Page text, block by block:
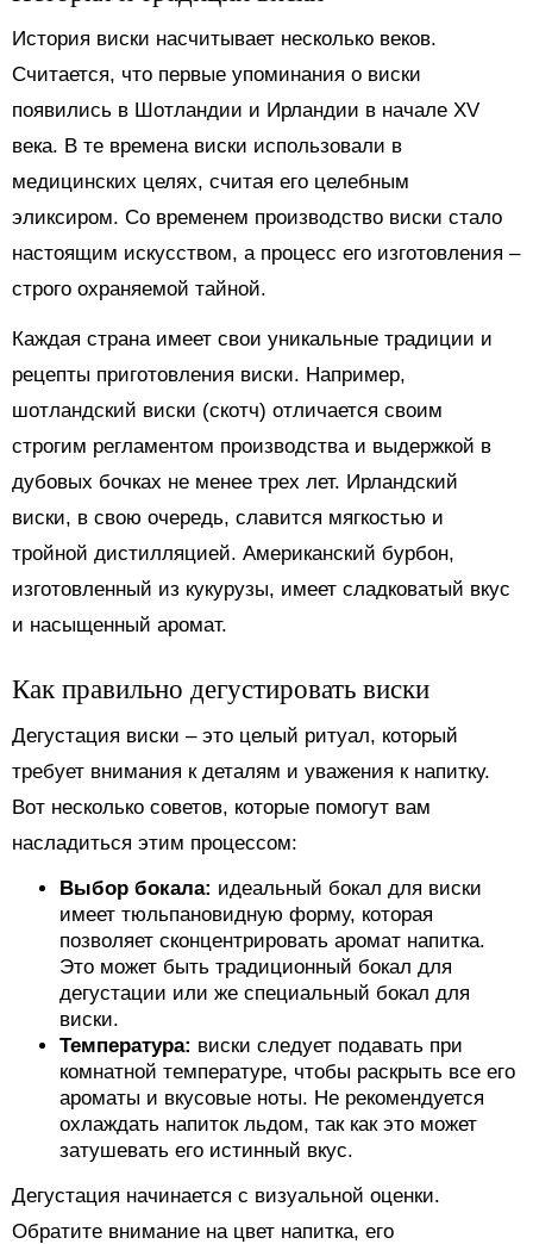
История виски насчитывает несколько веков.
Считается, что первые упоминания о виски
появились в Шотландии и Ирландии в начале XV
века. В те времена виски использовали в
медицинских целях, считая его целебным
эликсиром. Со временем производство виски стало
настоящим искусством, а процесс его изготовления –
строго охраняемой тайной.
Каждая страна имеет свои уникальные традиции и
рецепты приготовления виски. Например,
шотландский виски (скотч) отличается своим
строгим регламентом производства и выдержкой в
дубовых бочках не менее трех лет. Ирландский
виски, в свою очередь, славится мягкостью и
тройной дистилляцией. Американский бурбон,
изготовленный из кукурузы, имеет сладковатый вкус
и насыщенный аромат.
Как правильно дегустировать виски
Дегустация виски – это целый ритуал, который
требует внимания к деталям и уважения к напитку.
Вот несколько советов, которые помогут вам
насладиться этим процессом:
Выбор бокала: идеальный бокал для виски
имеет тюльпановидную форму, которая
позволяет сконцентрировать аромат напитка.
Это может быть традиционный бокал для
дегустации или же специальный бокал для
виски.
Температура: виски следует подавать при
комнатной температуре, чтобы раскрыть все его
ароматы и вкусовые ноты. Не рекомендуется
охлаждать напиток льдом, так как это может
затушевать его истинный вкус.
Дегустация начинается с визуальной оценки.
Обратите внимание на цвет напитка, его